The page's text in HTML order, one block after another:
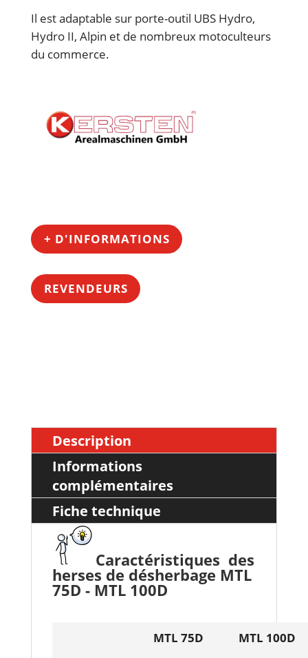
Il est adaptable sur porte-outil UBS Hydro,
Hydro II, Alpin et de nombreux motoculteurs
du commerce.
+ D'INFORMATIONS
REVENDEURS
Description
Informations
complémentaires
Fiche technique
Caractéristiques des
herses de désherbage MTL
75D - MTL 100D
MTL 75D MTL 100D